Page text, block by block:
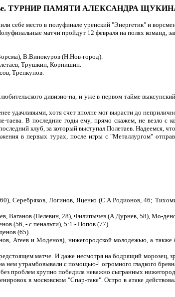
ТУРНИР ПАМЯТИ АЛЕКСАНДРА
себе место в полуфинале уренский "Энергетик" и
матчи пройдут 12 февраля на полях команд,
В.Винокуров (Н.Нов-город).
Трушкин, Корнишин.
Тренкунов.
дивизио-на, и уже в первом тайме
удачливыми, хотя счет вполне мог вырасти до
В последние годы ему, прямо скажем, не везло с
клуб, за который выступал Полетаев. Надеемся,
в первых турах, после игры с "Металлургом"
Серебряков, Логинов, Яценко (С.А.Родионов, 46;
Ваганов (Пелевин, 28), Филипычев (А.Дурнев, 58), Мо-
(56, - с пенальти), 5:1 - Попов (77).
(65).
Агеев и Моденов), нижегородской молодежью, а
матче. И даже несмотря на бодрящий морозец,
нем утрамбовывали с помощью┘ огромного гладкого
проблем крупно победила неважно сыгранных
в московском "Спар-таке". Остро в атаке